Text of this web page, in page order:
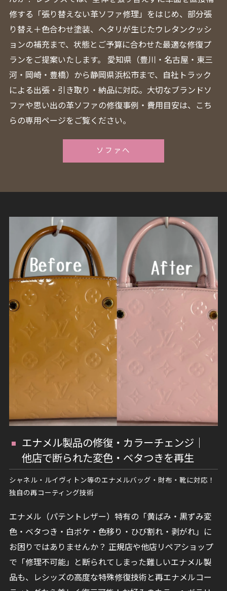
修する「張り替えない革ソファ修理」をはじめ、部分張
り替え＋色合わせ塗装、ヘタリが生じたウレタンクッシ
ョンの補充まで、状態とご予算に合わせた最適な修復プ
ランをご提案いたします。 愛知県（豊川・名古屋・東三
河・岡崎・豊橋）から静岡県浜松市まで、自社トラック
による出張・引き取り・納品に対応。大切なブランドソ
ファや思い出の革ソファの修復事例・費用目安は、こち
らの専用ページをご覧ください。
ソファへ
エナメル製品の修復・カラーチェンジ｜
他店で断られた変色・ベタつきを再生
シャネル・ルイヴィトン等のエナメルバッグ・財布・靴に対応！
独自の再コーティング技術
エナメル（パテントレザー）特有の「黄ばみ・黒ずみ変
色・ベタつき・白ボケ・色移り・ひび割れ・剥がれ」に
お困りではありませんか？ 正規店や他店リペアショップ
で「修理不可能」と断られてしまった難しいエナメル製
品も、レシッズの高度な特殊修復技術と再エナメルコー